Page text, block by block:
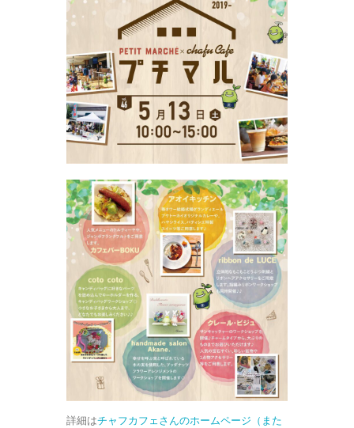
詳細はチャフカフェさんのホームページ（また